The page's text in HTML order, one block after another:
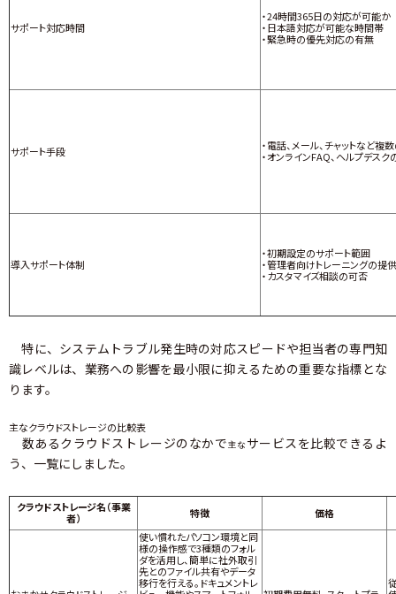
サポート対応時間
・24時間365日の対応が可能か
・日本語対応が可能な時間帯
・緊急時の優先対応の有無
サポート手段
・電話、メール、チャットなど
・オンラインFAQ、ヘルプデス
導入サポート体制
・初期設定のサポート範囲
・管理者向けトレーニングの提供
・カスタマイズ相談の可否
特に、システムトラブル発生時の対応スピードや担当者の専門知
識レベルは、業務への影響を最小限に抑えるための重要な指標とな
ります。
主なクラウドストレージの比較表
数あるクラウドストレージのなかで主な サービスを比較できるよ
う、一覧にしました。
クラウドストレージ名（事業
者）
特徴 価格
使い慣れたパソコン環境と同
様の操作感で3種類のフォル
ダを活用し、簡単に社外取引
先とのファイル共有やデータ
移行を行える。ドキュメントレ